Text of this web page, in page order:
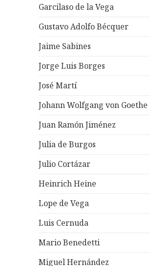
Garcilaso de la Vega
Gustavo Adolfo Bécquer
Jaime Sabines
Jorge Luis Borges
José Martí
Johann Wolfgang von Goethe
Juan Ramón Jiménez
Julia de Burgos
Julio Cortázar
Heinrich Heine
Lope de Vega
Luis Cernuda
Mario Benedetti
Miguel Hernández